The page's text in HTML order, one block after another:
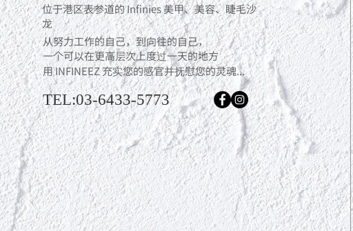
位于港区表参道的 Infinies 美甲、美容、睫毛沙
龙
从努力工作的自己，到向往的自己，
一个可以在更高层次上度过一天的地方
用 INFINEEZ 充实您的感官并抚慰您的灵魂...
TEL:03-6433-5773